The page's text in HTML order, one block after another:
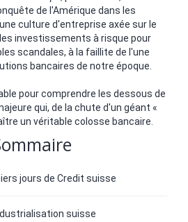
de l'Amérique dans les
culture d'entreprise axée sur le
investissements à risque pour
scandales, à la faillite de l'une
bancaires de notre époque.
pour comprendre les dessous de
qui, de la chute d'un géant «
un véritable colosse bancaire.
jours de Credit suisse
suisse